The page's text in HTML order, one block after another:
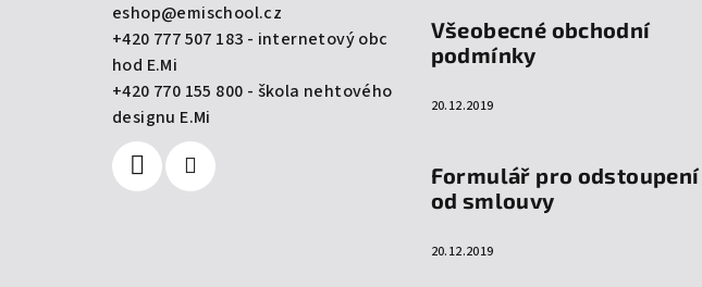
eshop@emischool.cz
+420 777 507 183 - internetový obc
hod E.Mi
+420 770 155 800 - škola nehtového
designu E.Mi
Všeobecné obchodní
podmínky
20.12.2019
Formulář pro odstoupení
od smlouvy
20.12.2019